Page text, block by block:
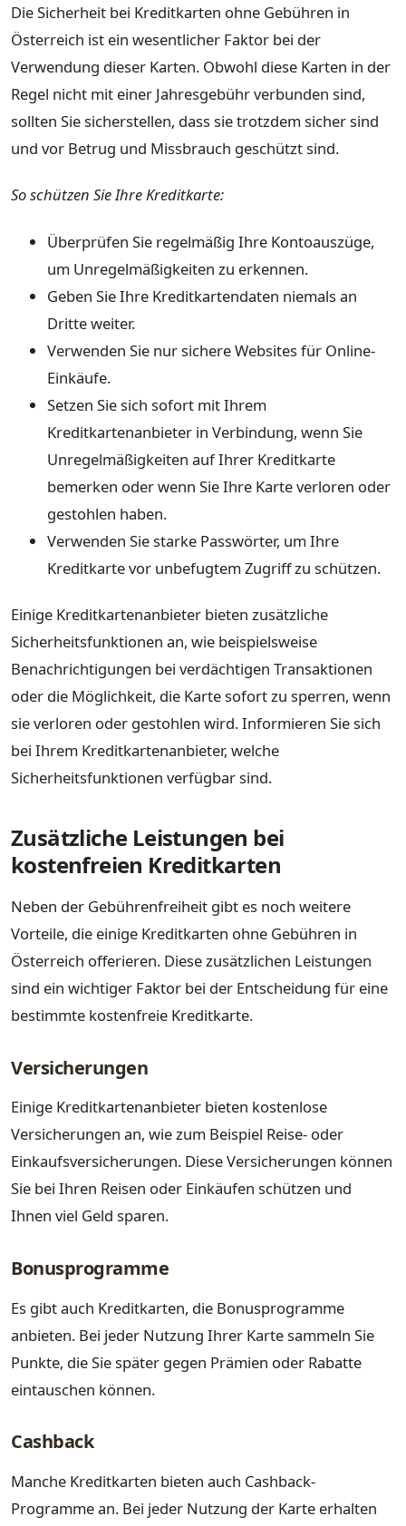
Die Sicherheit bei Kreditkarten ohne Gebühren in
Österreich ist ein wesentlicher Faktor bei der
Verwendung dieser Karten. Obwohl diese Karten in der
Regel nicht mit einer Jahresgebühr verbunden sind,
sollten Sie sicherstellen, dass sie trotzdem sicher sind
und vor Betrug und Missbrauch geschützt sind.
So schützen Sie Ihre Kreditkarte:
Überprüfen Sie regelmäßig Ihre Kontoauszüge,
um Unregelmäßigkeiten zu erkennen.
Geben Sie Ihre Kreditkartendaten niemals an
Dritte weiter.
Verwenden Sie nur sichere Websites für Online-
Einkäufe.
Setzen Sie sich sofort mit Ihrem
Kreditkartenanbieter in Verbindung, wenn Sie
Unregelmäßigkeiten auf Ihrer Kreditkarte
bemerken oder wenn Sie Ihre Karte verloren oder
gestohlen haben.
Verwenden Sie starke Passwörter, um Ihre
Kreditkarte vor unbefugtem Zugriff zu schützen.
Einige Kreditkartenanbieter bieten zusätzliche
Sicherheitsfunktionen an, wie beispielsweise
Benachrichtigungen bei verdächtigen Transaktionen
oder die Möglichkeit, die Karte sofort zu sperren, wenn
sie verloren oder gestohlen wird. Informieren Sie sich
bei Ihrem Kreditkartenanbieter, welche
Sicherheitsfunktionen verfügbar sind.
Zusätzliche Leistungen bei
kostenfreien Kreditkarten
Neben der Gebührenfreiheit gibt es noch weitere
Vorteile, die einige Kreditkarten ohne Gebühren in
Österreich offerieren. Diese zusätzlichen Leistungen
sind ein wichtiger Faktor bei der Entscheidung für eine
bestimmte kostenfreie Kreditkarte.
Versicherungen
Einige Kreditkartenanbieter bieten kostenlose
Versicherungen an, wie zum Beispiel Reise- oder
Einkaufsversicherungen. Diese Versicherungen können
Sie bei Ihren Reisen oder Einkäufen schützen und
Ihnen viel Geld sparen.
Bonusprogramme
Es gibt auch Kreditkarten, die Bonusprogramme
anbieten. Bei jeder Nutzung Ihrer Karte sammeln Sie
Punkte, die Sie später gegen Prämien oder Rabatte
eintauschen können.
Cashback
Manche Kreditkarten bieten auch Cashback-
Programme an. Bei jeder Nutzung der Karte erhalten